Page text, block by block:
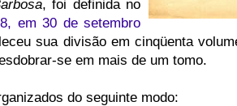
, foi definida no
, em 30 de setembro
sua divisão em cinqüenta
se em mais de um tomo.
do seguinte modo: